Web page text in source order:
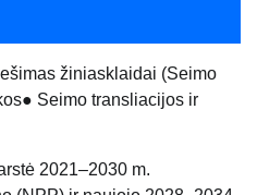
žiniasklaidai (Seimo
● Seimo transliacijos ir
2021–2030 m.